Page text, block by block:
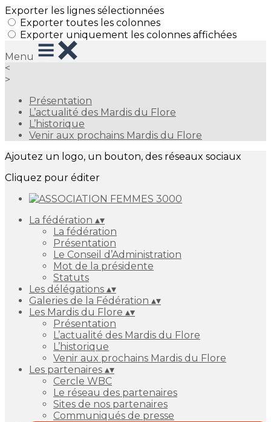
Exporter les lignes sélectionnées
Exporter toutes les colonnes
Exporter uniquement les colonnes affichées
Menu
<
>
Présentation
L’actualité des Mardis du Flore
L’historique
Venir aux prochains Mardis du Flore
Ajoutez un logo, un bouton, des réseaux sociaux
Cliquez pour éditer
La fédération ▴▾
La fédération
Présentation
Le Conseil d’Administration
Mot de la présidente
Statuts
Les délégations ▴▾
Galeries de la Fédération ▴▾
Les Mardis du Flore ▴▾
Présentation
L’actualité des Mardis du Flore
L’historique
Venir aux prochains Mardis du Flore
Les partenaires ▴▾
Cercle WBC
Le réseau des partenaires
Sites de nos partenaires
Communiqués de presse